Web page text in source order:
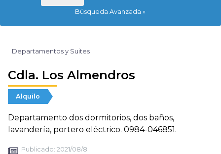
Búsqueda Avanzada
Departamentos y Suites
Cdla. Los Almendros
Alquilo
Departamento dos dormitorios, dos baños,
lavandería, portero eléctrico. 0984-046851.
Publicado: 2021/08/8